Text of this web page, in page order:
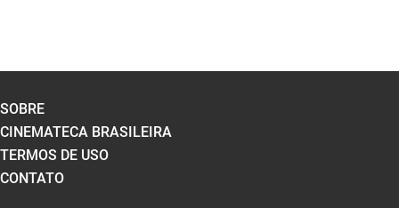
SOBRE
CINEMATECA BRASILEIRA
TERMOS DE USO
CONTATO